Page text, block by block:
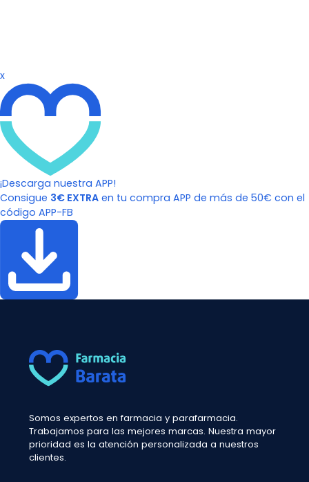
x
¡Descarga nuestra APP!
Consigue 3€ EXTRA en tu compra APP de más de 50€ con el
código APP-FB
Somos expertos en farmacia y parafarmacia.
Trabajamos para las mejores marcas. Nuestra mayor
prioridad es la atención personalizada a nuestros
clientes.